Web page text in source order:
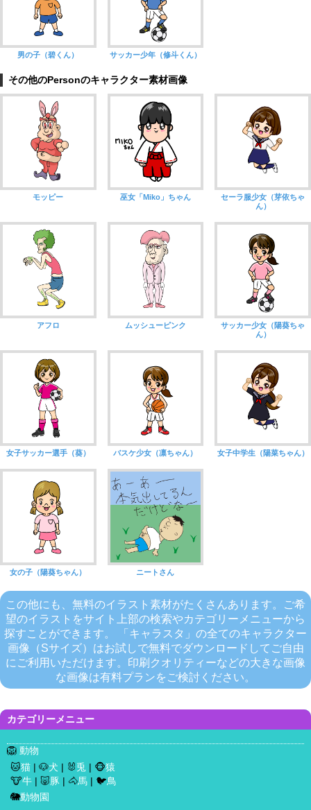
カテゴリーメニュー
🦁 動物
🐱猫 | 🐶犬 | 🐰兎 | 🐵猿
🐮牛 | 🐷豚 | 🐴馬 | 🐦鳥
🐘動物園
男の子（碧くん） サッカー少年（修斗くん）
その他のPersonのキャラクター素材画像
モッピー 巫女「Miko」ちゃん
セーラ服少女（芽依ちゃ
ん）
アフロ ムッシューピンク
サッカー少女（陽葵ちゃ
ん）
女子サッカー選手（葵） バスケ少女（凛ちゃん） 女子中学生（陽菜ちゃん）
女の子（陽葵ちゃん） ニートさん
この他にも、無料のイラスト素材がたくさんあります。ご希
望のイラストをサイト上部の検索やカテゴリーメニューから
探すことができます。 「キャラスタ」の全てのキャラクター
画像（Sサイズ）はお試しで無料でダウンロードしてご自由
にご利用いただけます。印刷クオリティーなどの大きな画像
な画像は有料プランをご検討ください。